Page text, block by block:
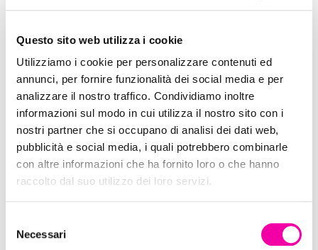
Questo sito web utilizza i cookie
Utilizziamo i cookie per personalizzare contenuti ed
annunci, per fornire funzionalità dei social media e per
analizzare il nostro traffico. Condividiamo inoltre
informazioni sul modo in cui utilizza il nostro sito con i
nostri partner che si occupano di analisi dei dati web,
pubblicità e social media, i quali potrebbero combinarle
con altre informazioni che ha fornito loro o che hanno
raccolto dal suo utilizzo dei loro servizi.
delNecessari
Dixie
Hawkers